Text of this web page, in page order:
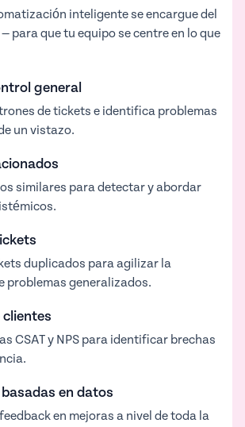
inteligente se encargue del
para que tu equipo se centre en lo que
general
de tickets e identifica problemas
un vistazo.
similares para detectar y abordar
duplicados para agilizar la
problemas generalizados.
CSAT y NPS para identificar brechas
en datos
en mejoras a nivel de toda la